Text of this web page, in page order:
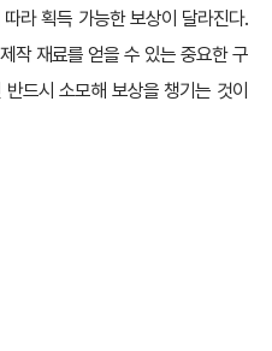
라 획득 가능한 보상이 달라진다.
작 재료를 얻을 수 있는 중요한 구
드시 소모해 보상을 챙기는 것이